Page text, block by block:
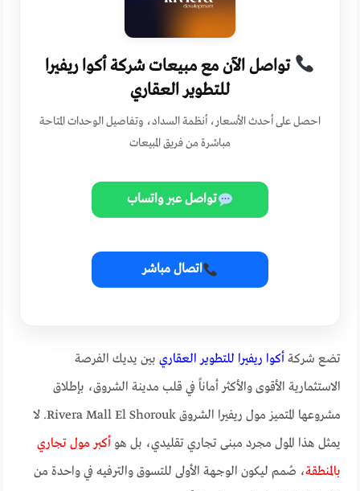
تواصل الآن مع مبيعات شركة أكوا ريفيرا
للتطوير العقاري
احصل على أحدث الأسعار، أنظمة السداد، وتفاصيل الوحدات المتاحة
مباشرة من فريق المبيعات
تواصل عبر واتساب
اتصال مباشر
تضع شركة أكوا ريفيرا للتطوير العقاري بين يديك الفرصة
الاستثمارية الأقوى والأكثر أماناً في قلب مدينة الشروق، بإطلاق
مشروعها المتميز مول ريفيرا الشروق Rivera Mall El Shorouk. لا
يمثل هذا المول مجرد مبنى تجاري تقليدي، بل هو أكبر مول تجاري
بالمنطقة، صُمم ليكون الوجهة الأولى للتسوق والترفيه في واحدة من